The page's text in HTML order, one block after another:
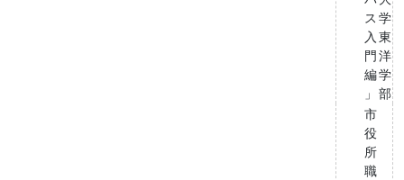
ス
入
門
編
」
学
東
洋
学
部
市
役
所
職